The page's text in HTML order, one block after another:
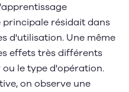
résidait dans
d'utilisation. Une même
effets très différents
le type d'opération.
on observe une